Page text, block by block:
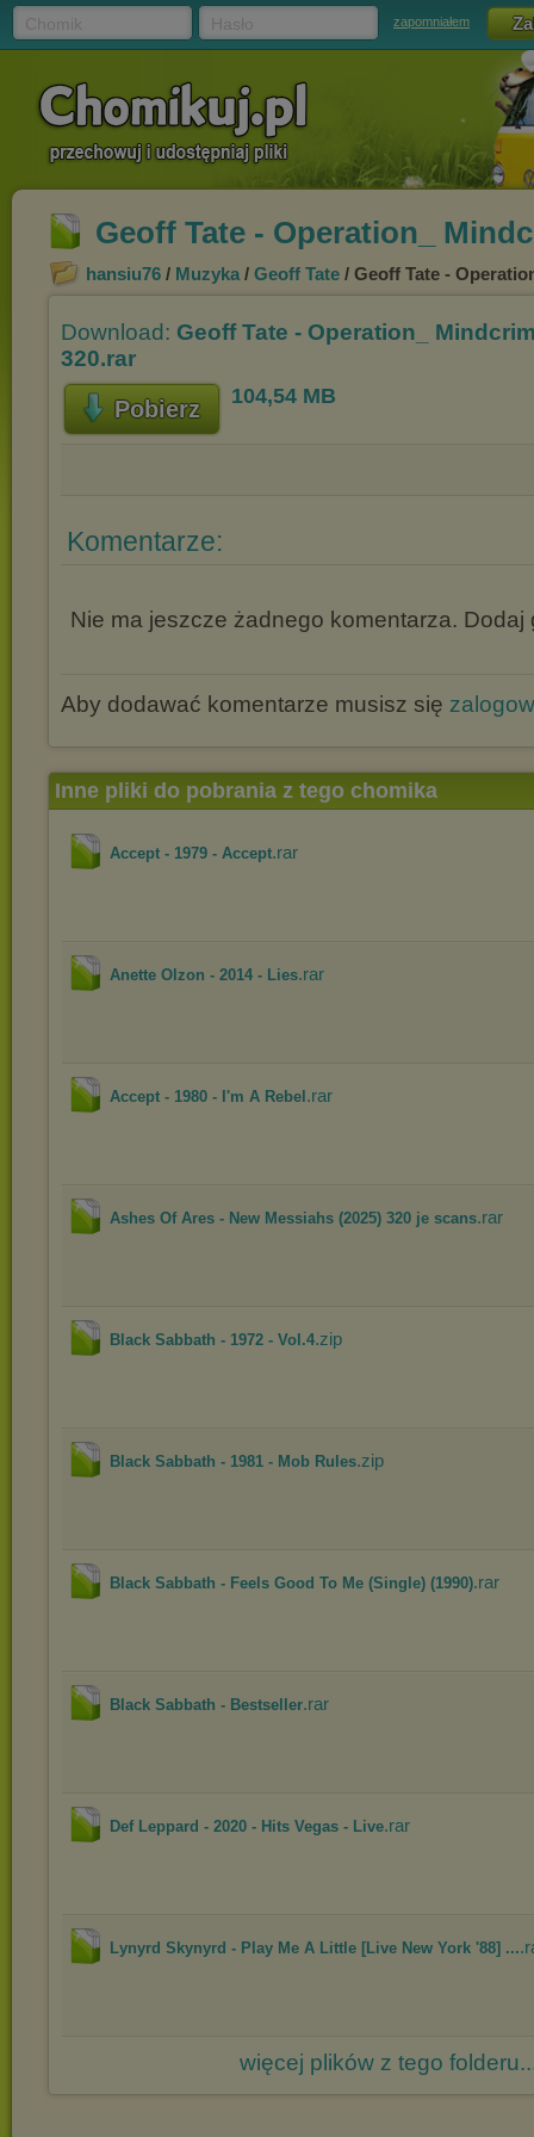
zapomniałem
Geoff Tate - Operation_
hansiu76 / Muzyka / Geoff Tate / Geoff Tate -
Download: Geoff Tate - Operation_
320.rar
Pobierz 104,54 MB
Komentarze:
Nie ma jeszcze żadnego komentarza. Dodaj
Aby dodawać komentarze musisz się
Inne pliki do pobrania z tego chomika
Accept - 1979 - Accept.rar
Anette Olzon - 2014 - Lies.rar
Accept - 1980 - I'm A Rebel .rar
Ashes Of Ares - New Messiahs (2025) 320 je scans.rar
Black Sabbath - 1972 - Vol.4.zip
Black Sabbath - 1981 - Mob Rules.zip
Black Sabbath - Feels Good To Me (Single) (1990).rar
Black Sabbath - Bestseller.rar
Def Leppard - 2020 - Hits Vegas - Live.rar
Lynyrd Skynyrd - Play Me A Little [Live New York '88] ...
więcej plików z tego